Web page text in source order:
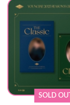
SOLD OUT